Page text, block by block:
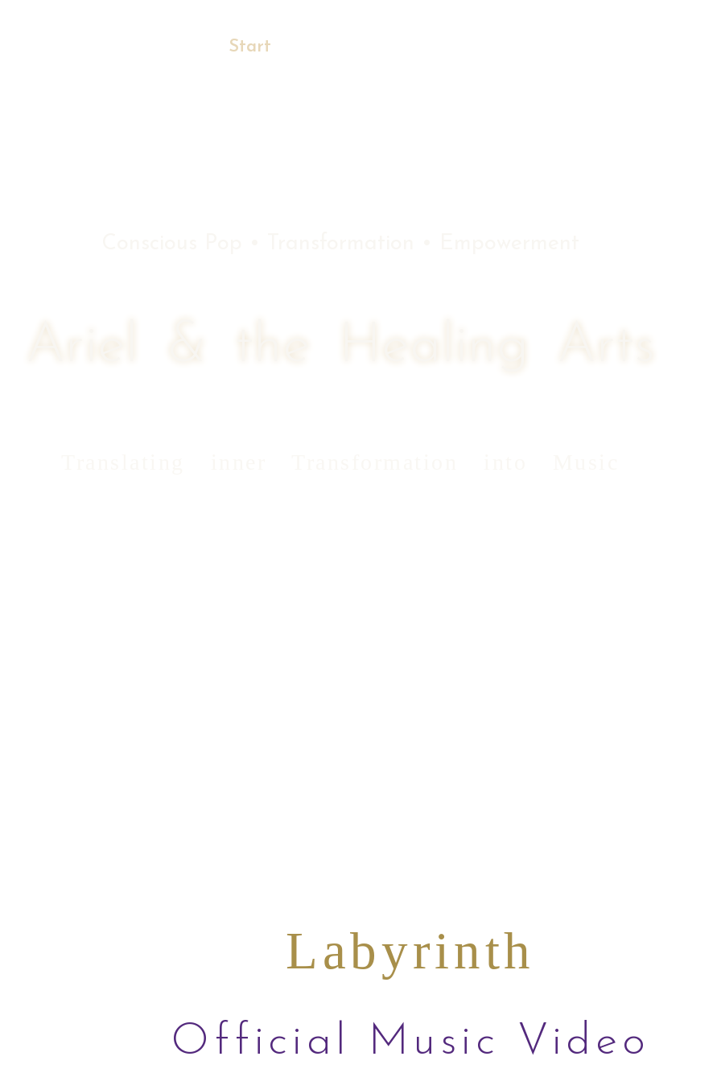
Start
Ariel & the Healing Arts
Labyrinth
Official Music Video